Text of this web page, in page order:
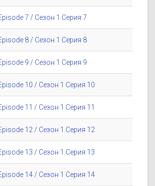
7 / Сезон 1 Серия 7
8 / Сезон 1 Серия 8
9 / Сезон 1 Серия 9
10 / Сезон 1 Серия 10
11 / Сезон 1 Серия 11
12 / Сезон 1 Серия 12
13 / Сезон 1 Серия 13
14 / Сезон 1 Серия 14